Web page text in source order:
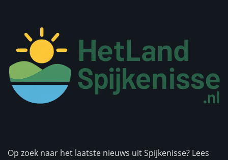
Op zoek naar het laatste nieuws uit Spijkenisse? Lees